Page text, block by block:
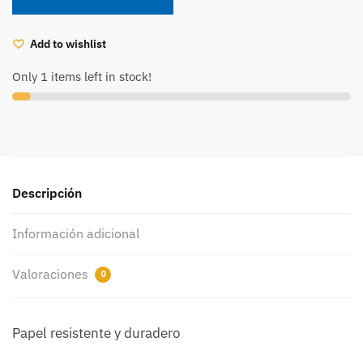
cantidad
Add to wishlist
Only 1 items left in stock!
Descripción
Información adicional
Valoraciones 0
Papel resistente y duradero